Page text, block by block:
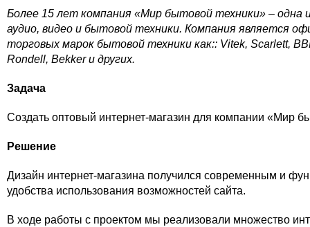
Более 15 лет компания «Мир бытовой техники» –
аудио, видео и бытовой техники. Компания является
торговых марок бытовой техники как:: Vitek, Scarlett,
Rondell, Bekker и других.
Задача
Создать оптовый интернет-магазин для компании «Мир
Решение
Дизайн интернет-магазина получился современным и
удобства использования возможностей сайта.
В ходе работы с проектом мы реализовали множество